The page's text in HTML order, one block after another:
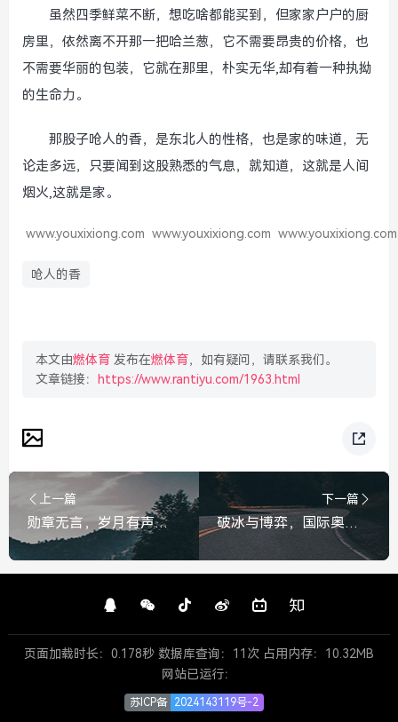
虽然四季鲜菜不断，想吃啥都能买到，但家家户户的厨
房里，依然离不开那一把哈兰葱，它不需要昂贵的价格，也
不需要华丽的包装，它就在那里，朴实无华,却有着一种执拗
的生命力。
那股子呛人的香，是东北人的性格，也是家的味道，无
论走多远，只要闻到这股熟悉的气息，就知道，这就是人间
烟火,这就是家。
www.youxixiong.com www.youxixiong.com www.youxixiong.com
呛人的香
本文由燃体育 发布在燃体育，如有疑问，请联系我们。
文章链接：
https://www.rantiyu.com/1963.html
上一篇
勋章无言，岁月有声，无言勋章，岁月回响
下一篇
破冰与博弈，国际奥委会宣布暂时解除对俄奥委会禁赛，国际奥委会宣布暂时解除对俄奥委会禁赛
页面加载时长：0.178秒 数据库查询：11次 占用内存：10.32MB
网站已运行：
苏ICP备 2024143119号-2